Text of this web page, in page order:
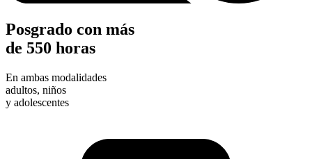
Posgrado con más
de 550 horas
En ambas modalidades
adultos, niños
y adolescentes